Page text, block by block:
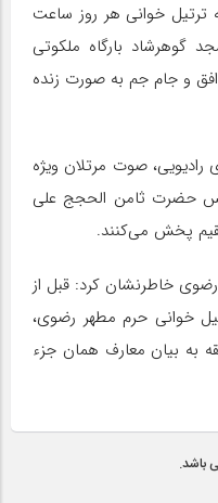
ترتیل خوانی هر روز ساعت
مسجد گوهرشاد بارگاه ملکوتی
و جام جم به صورت زنده
صوت مرتلان ویژه
حضرت ثامن الحجج علی
پخش می‌کنند.
خاطرنشان کرد: قبل از
خوانی حرم مطهر رضوی،
به بیان معارف همان جزء
باشد.